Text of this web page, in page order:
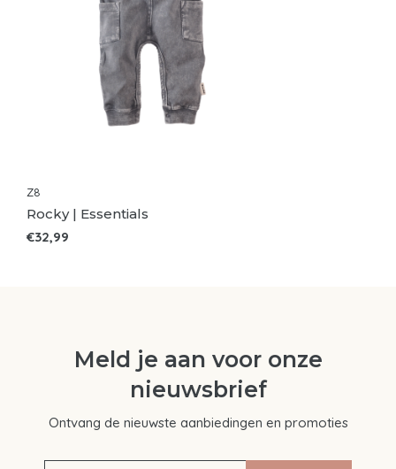
Z8
Rocky | Essentials
€32,99
Meld je aan voor onze
nieuwsbrief
Ontvang de nieuwste aanbiedingen en promoties